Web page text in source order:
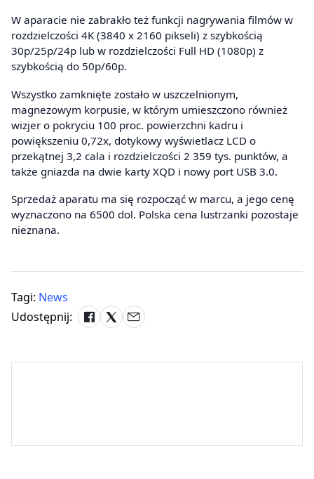
W aparacie nie zabrakło też funkcji nagrywania filmów w
rozdzielczości 4K (3840 x 2160 pikseli) z szybkością
30p/25p/24p lub w rozdzielczości Full HD (1080p) z
szybkością do 50p/60p.
Wszystko zamknięte zostało w uszczelnionym,
magnezowym korpusie, w którym umieszczono również
wizjer o pokryciu 100 proc. powierzchni kadru i
powiększeniu 0,72x, dotykowy wyświetlacz LCD o
przekątnej 3,2 cala i rozdzielczości 2 359 tys. punktów, a
także gniazda na dwie karty XQD i nowy port USB 3.0.
Sprzedaż aparatu ma się rozpocząć w marcu, a jego cenę
wyznaczono na 6500 dol. Polska cena lustrzanki pozostaje
nieznana.
Tagi: News
Udostępnij: